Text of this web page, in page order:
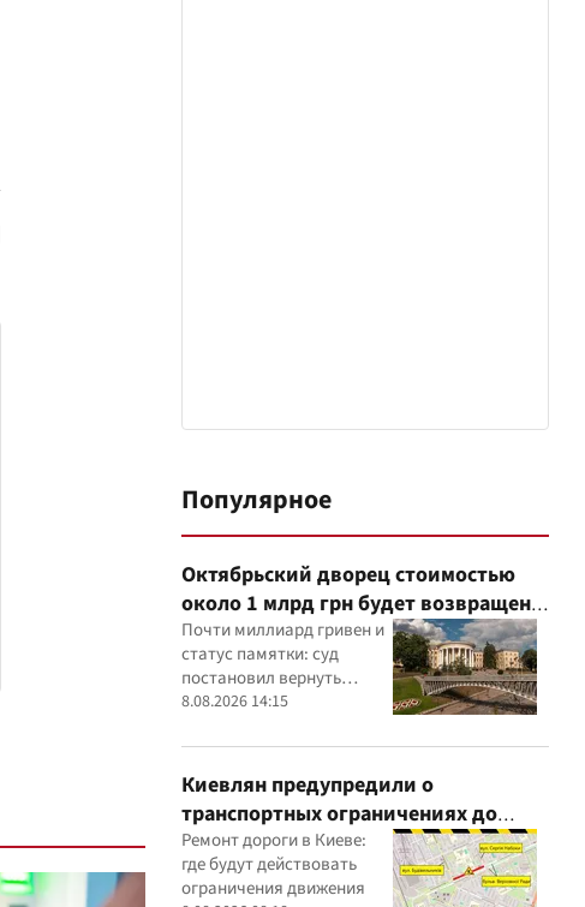
Популярное
Октябрьский дворец стоимостью
около 1 млрд грн будет возвращен
государству: суд удовлетворил иск
прокуратуры
Почти миллиард гривен и
статус памятки: суд
постановил вернуть
государству Жовтневый
8.08.2026 14:15
Киевлян предупредили о
транспортных ограничениях до
конца августа
Ремонт дороги в Киеве:
где будут действовать
ограничения движения